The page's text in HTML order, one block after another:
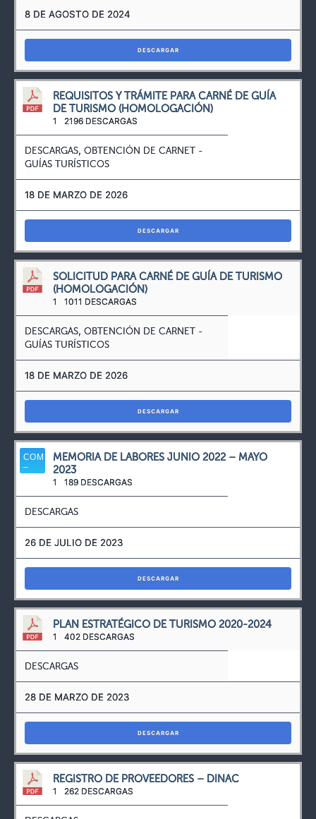
8 DE AGOSTO DE 2024
DESCARGAR
REQUISITOS Y TRÁMITE PARA CARNÉ DE GUÍA
DE TURISMO (HOMOLOGACIÓN)
1 2196 DESCARGAS
DESCARGAS, OBTENCIÓN DE CARNET -
GUÍAS TURÍSTICOS
18 DE MARZO DE 2026
DESCARGAR
SOLICITUD PARA CARNÉ DE GUÍA DE TURISMO
(HOMOLOGACIÓN)
1 1011 DESCARGAS
DESCARGAS, OBTENCIÓN DE CARNET -
GUÍAS TURÍSTICOS
18 DE MARZO DE 2026
DESCARGAR
MEMORIA DE LABORES JUNIO 2022 – MAYO
2023
1 189 DESCARGAS
DESCARGAS
26 DE JULIO DE 2023
DESCARGAR
PLAN ESTRATÉGICO DE TURISMO 2020-2024
1 402 DESCARGAS
DESCARGAS
28 DE MARZO DE 2023
DESCARGAR
REGISTRO DE PROVEEDORES – DINAC
1 262 DESCARGAS